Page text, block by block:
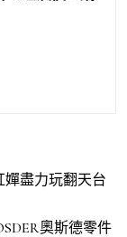
盡力玩翻天台
奧斯德零件